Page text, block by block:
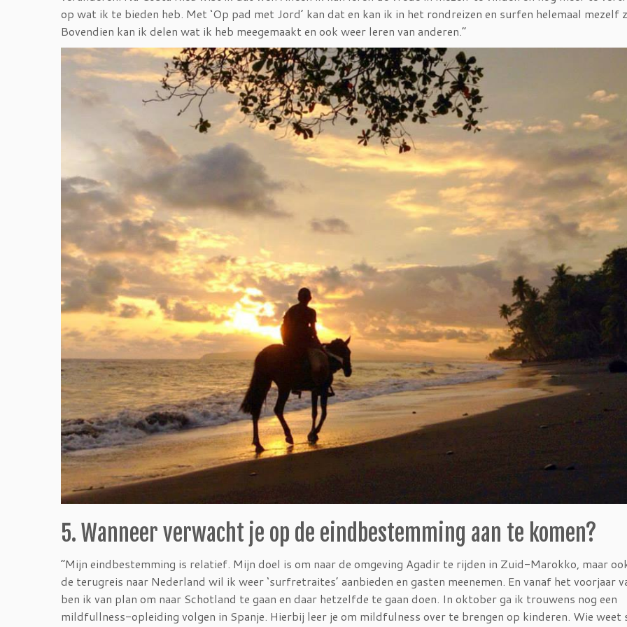
op wat ik te bieden heb. Met ‘Op pad met Jord’ kan dat en kan ik in het rondreizen en surfen helemaal mezelf
Bovendien kan ik delen wat ik heb meegemaakt en ook weer leren van anderen.”
5. Wanneer verwacht je op de eindbestemming aan te komen?
“Mijn eindbestemming is relatief. Mijn doel is om naar de omgeving Agadir te rijden in Zuid-Marokko, maar
de terugreis naar Nederland wil ik weer ‘surfretraites’ aanbieden en gasten meenemen. En vanaf het voorjaar
ben ik van plan om naar Schotland te gaan en daar hetzelfde te gaan doen. In oktober ga ik trouwens nog een
mildfullness-opleiding volgen in Spanje. Hierbij leer je om mildfulness over te brengen op kinderen. Wie weet